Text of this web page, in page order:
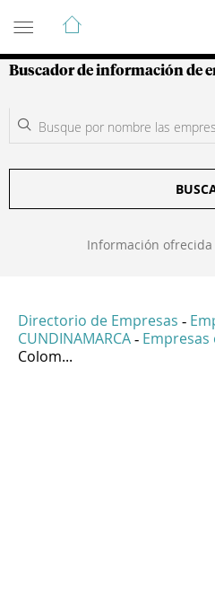
Guía de Empresas
Buscador de información de
Información ofrecida
Directorio de Empresas -
CUNDINAMARCA - Empresas
Colom...